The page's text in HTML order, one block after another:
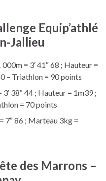
Equip’athlé
Jallieu
000m = 3′ 41″ 68 ; Hauteur =
– Triathlon = 90 points
38″ 44 ; Hauteur = 1m39 ;
= 70 points
7″ 86 ; Marteau 3kg =
des Marrons –